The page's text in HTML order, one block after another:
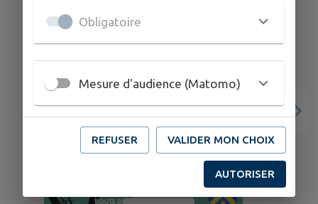
Obligatoire
Mesure d'audience (Matomo)
REFUSER VALIDER MON CHOIX
AUTORISER